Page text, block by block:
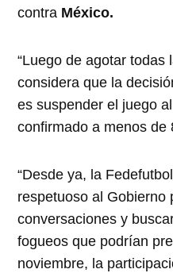
contra México.
“Luego de agotar todas
considera que la
es suspender el juego
confirmado a menos de
“Desde ya, la
respetuoso al Gobierno
conversaciones y
fogueos que podrían
noviembre, la